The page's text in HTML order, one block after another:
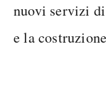
nuovi servizi
e la